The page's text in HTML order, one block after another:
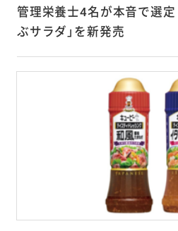
管理栄養士4名が本音で選定
ぶサラダ」を新発売